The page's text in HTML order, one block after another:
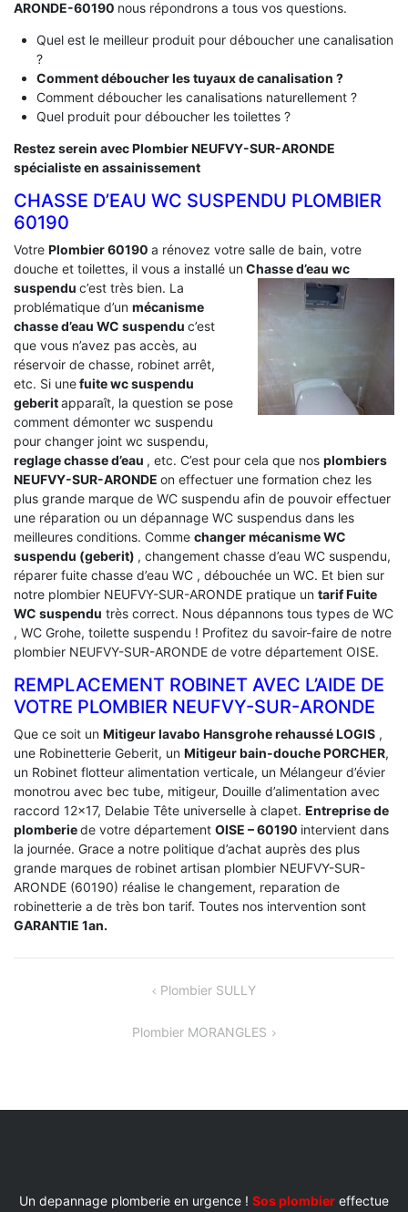
ARONDE-60190 nous répondrons a tous vos questions.
Quel est le meilleur produit pour déboucher une canalisation
?
Comment déboucher les tuyaux de canalisation ?
Comment déboucher les canalisations naturellement ?
Quel produit pour déboucher les toilettes ?
Restez serein avec Plombier NEUFVY-SUR-ARONDE
spécialiste en assainissement
CHASSE D’EAU WC SUSPENDU PLOMBIER
60190
Votre Plombier 60190 a rénovez votre salle de bain, votre
douche et toilettes, il vous a installé unChasse d’eau wc
suspendu c’est très bien. La
problématique d’un mécanisme
chasse d’eau WC suspendu c’est
que vous n’avez pas accès, au
réservoir de chasse, robinet arrêt,
etc. Si unefuite wc suspendu
geberitapparaît, la question se pose
comment démonter wc suspendu
pour changer joint wc suspendu,
reglage chasse d’eau , etc. C’est pour cela que nos plombiers
NEUFVY-SUR-ARONDE on effectuer une formation chez les
plus grande marque de WC suspendu afin de pouvoir effectuer
une réparation ou un dépannage WC suspendus dans les
meilleures conditions. Comme changer mécanisme WC
suspendu (geberit) , changement chasse d’eau WC suspendu,
réparer fuite chasse d’eau WC , débouchée un WC. Et bien sur
notre plombier NEUFVY-SUR-ARONDE pratique un tarif Fuite
WC suspendu très correct. Nous dépannons tous types de WC
, WC Grohe, toilette suspendu ! Profitez du savoir-faire de notre
plombier NEUFVY-SUR-ARONDE de votre département OISE.
REMPLACEMENT ROBINET AVEC L’AIDE DE
VOTRE PLOMBIER NEUFVY-SUR-ARONDE
Que ce soit un Mitigeur lavabo Hansgrohe rehaussé LOGIS ,
une Robinetterie Geberit, un Mitigeur bain-douche PORCHER,
un Robinet flotteur alimentation verticale, un Mélangeur d’évier
monotrou avec bec tube, mitigeur, Douille d’alimentation avec
raccord 12×17, Delabie Tête universelle à clapet. Entreprise de
plomberiede votre département OISE – 60190 intervient dans
la journée. Grace a notre politique d’achat auprès des plus
grande marques de robinet artisan plombier NEUFVY-SUR-
ARONDE (60190) réalise le changement, reparation de
robinetterie a de très bon tarif. Toutes nos intervention sont
GARANTIE 1an.
Plombier SULLY
Plombier MORANGLES
Un depannage plomberie en urgence ! Sos plombier effectue